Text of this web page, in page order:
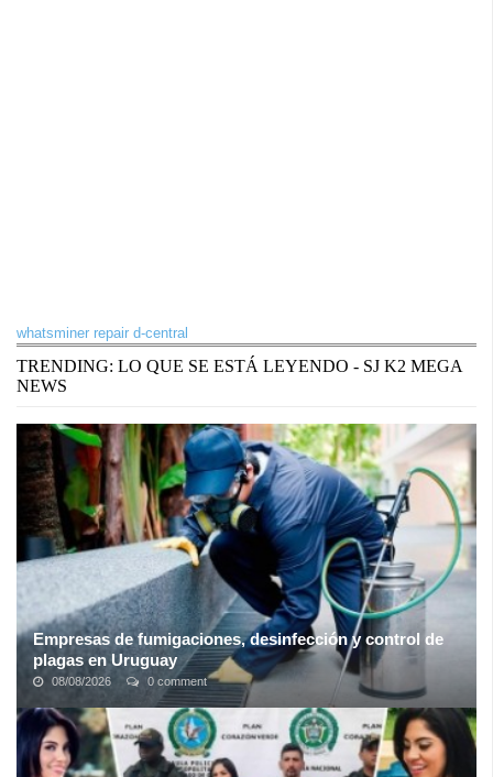
whatsminer repair d-central
TRENDING: LO QUE SE ESTÁ LEYENDO - SJ K2 MEGA
NEWS
Empresas de fumigaciones, desinfección y control de
plagas en Uruguay
08/08/2026 0 comment
Las empresas de control de plagas se han convertido en una de
las alternativas más favorables para el público uruguayo, gracias a
que este tipo de ...